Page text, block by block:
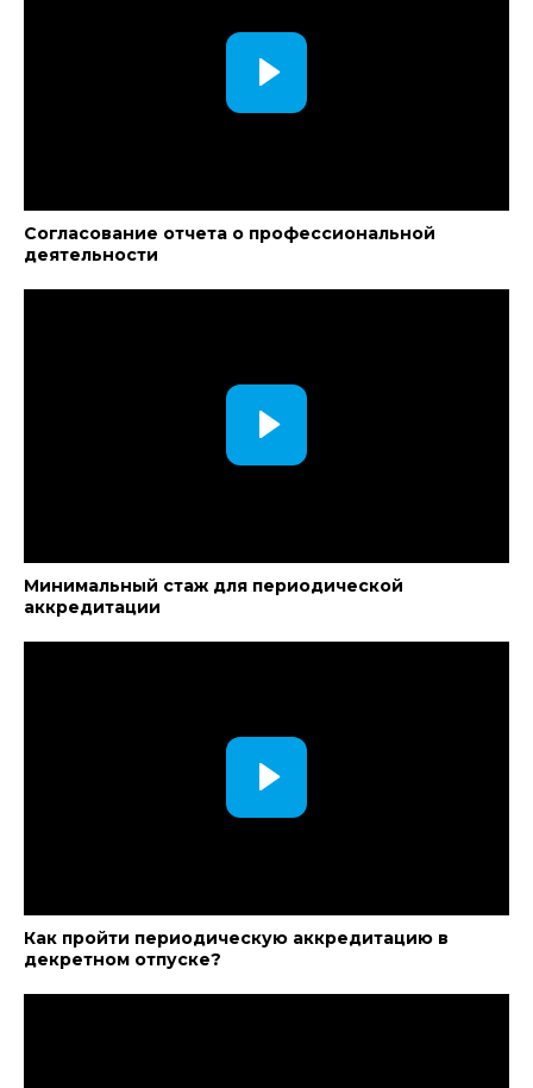
Согласование отчета о профессиональной
деятельности
Минимальный стаж для периодической
аккредитации
Как пройти периодическую аккредитацию в
декретном отпуске?